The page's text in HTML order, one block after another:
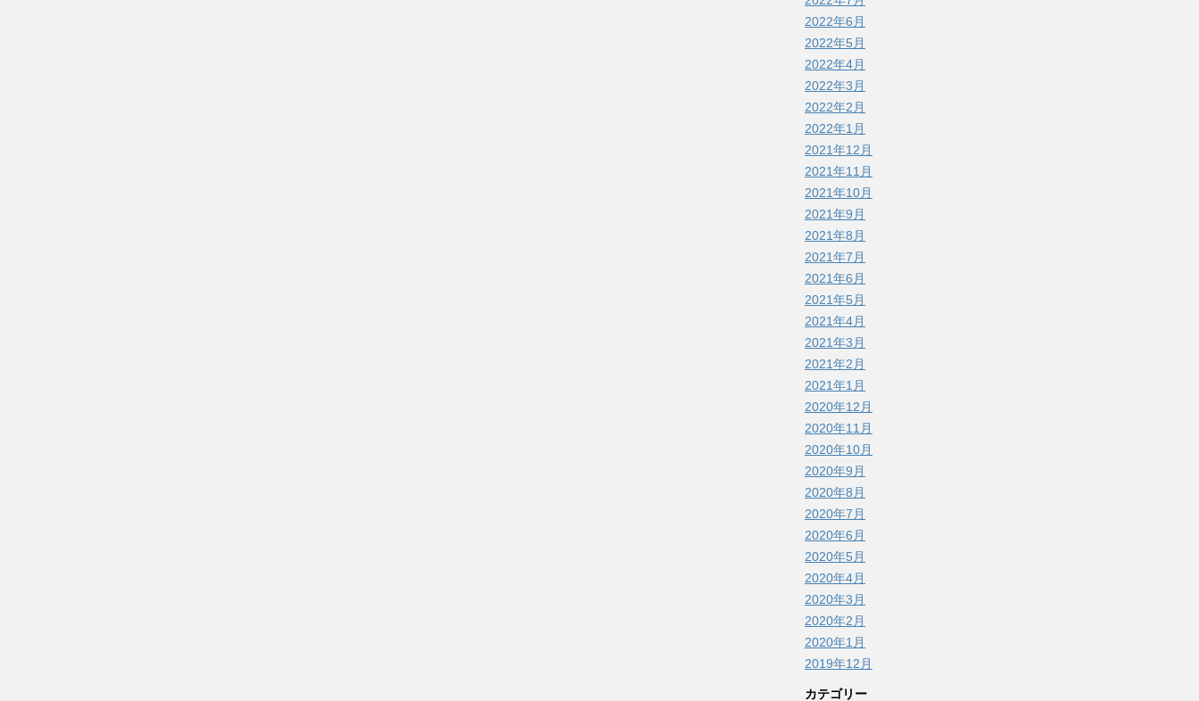
2022年6月
2022年5月
2022年4月
2022年3月
2022年2月
2022年1月
2021年12月
2021年11月
2021年10月
2021年9月
2021年8月
2021年7月
2021年6月
2021年5月
2021年4月
2021年3月
2021年2月
2021年1月
2020年12月
2020年11月
2020年10月
2020年9月
2020年8月
2020年7月
2020年6月
2020年5月
2020年4月
2020年3月
2020年2月
2020年1月
2019年12月
カテゴリー